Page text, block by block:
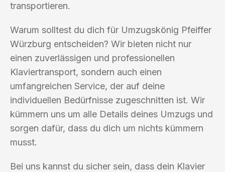
transportieren.
Warum solltest du dich für Umzugskönig Pfeiffer
Würzburg entscheiden? Wir bieten nicht nur
einen zuverlässigen und professionellen
Klaviertransport, sondern auch einen
umfangreichen Service, der auf deine
individuellen Bedürfnisse zugeschnitten ist. Wir
kümmern uns um alle Details deines Umzugs und
sorgen dafür, dass du dich um nichts kümmern
musst.
Bei uns kannst du sicher sein, dass dein Klavier